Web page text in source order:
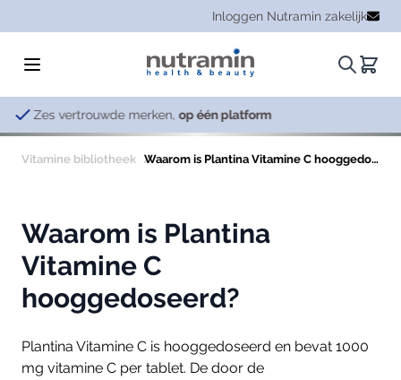
Inloggen Nutramin zakelijk
Zoeken.
op één platform
Vitamine bibliotheek Waarom is Plantina Vitamine C hooggedoseerd?
Waarom is Plantina
Vitamine C
hooggedoseerd?
Plantina Vitamine C is hooggedoseerd en bevat 1000
mg vitamine C per tablet. De door de